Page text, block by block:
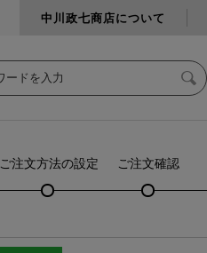
中川政七商店について
ご注文方法の設定 ご注文確認